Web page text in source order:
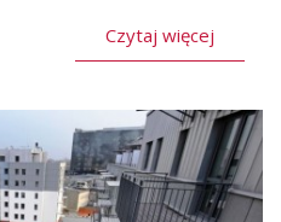
Czytaj więcej